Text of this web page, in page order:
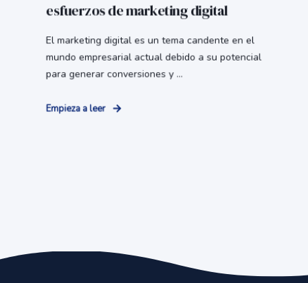
esfuerzos de marketing digital
El marketing digital es un tema candente en el
mundo empresarial actual debido a su potencial
para generar conversiones y ...
Empieza a leer